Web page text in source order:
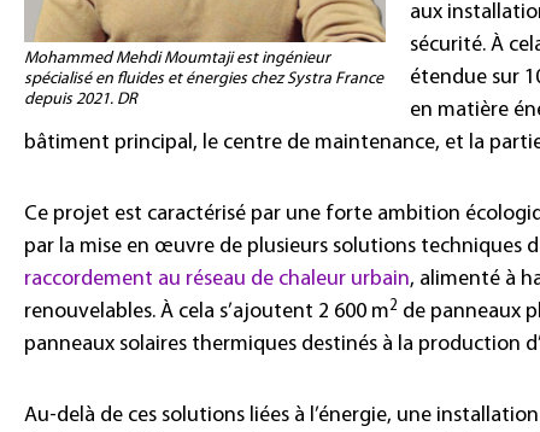
Mohammed Mehdi Moumtaji est ingénieur
spécialisé en fluides et énergies chez Systra France
depuis 2021. DR
aux
sécurité. À
étendue sur
en matière
bâtiment principal, le centre de maintenance, et la
Ce projet est caractérisé par une forte ambition
par la mise en œuvre de plusieurs solutions techniques
raccordement au réseau de chaleur urbain, alimenté à
renouvelables. À cela s’ajoutent 2 600 m2 de panneaux
panneaux solaires thermiques destinés à la production
Au-delà de ces solutions liées à l’énergie, une